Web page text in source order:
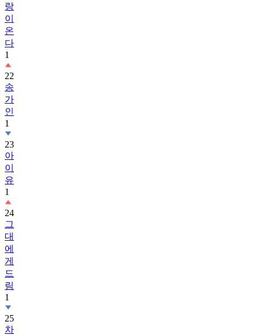
랑
이
온
다
1
22
송
가
인
1
23
아
이
유
1
24
그
대
에
게
드
림
1
25
차